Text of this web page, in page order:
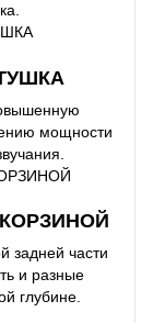
мощности
задней части
и разные
глубине.